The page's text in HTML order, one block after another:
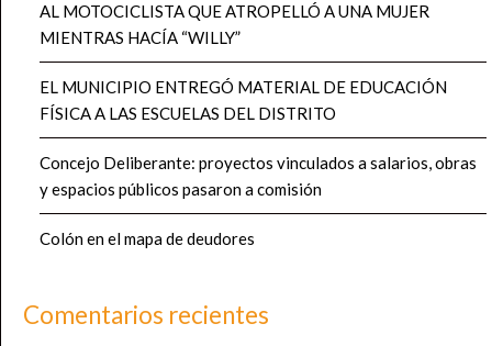
AL MOTOCICLISTA QUE ATROPELLÓ A UNA MUJER
MIENTRAS HACÍA “WILLY”
EL MUNICIPIO ENTREGÓ MATERIAL DE EDUCACIÓN
FÍSICA A LAS ESCUELAS DEL DISTRITO
Concejo Deliberante: proyectos vinculados a salarios, obras
y espacios públicos pasaron a comisión
Colón en el mapa de deudores
Comentarios recientes